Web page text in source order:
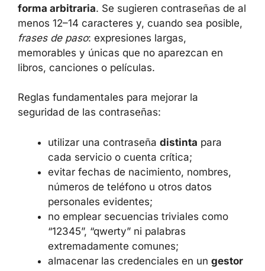
organismos como NIST y de la mayoría de
proveedores de seguridad coinciden en quela
longitud es más importante que añadir
símbolos complejos de forma arbitraria. Se
sugieren contraseñas de al menos 12–14
paso: expresiones largas, memorables y
únicas que no aparezcan en libros, canciones
Reglas fundamentales para mejorar la
seguridad de las contraseñas:
utilizar una contraseña
cada servicio o cuenta crítica;
evitar fechas de nacimiento, nombres,
números de teléfono u otros datos
personales evidentes;